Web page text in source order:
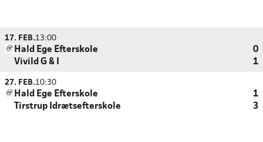
17. FEB.13:00
Hald Ege Efterskole
0
Vivild G & I
1
27. FEB.10:30
Hald Ege Efterskole
1
Tirstrup Idrætsefterskole
3